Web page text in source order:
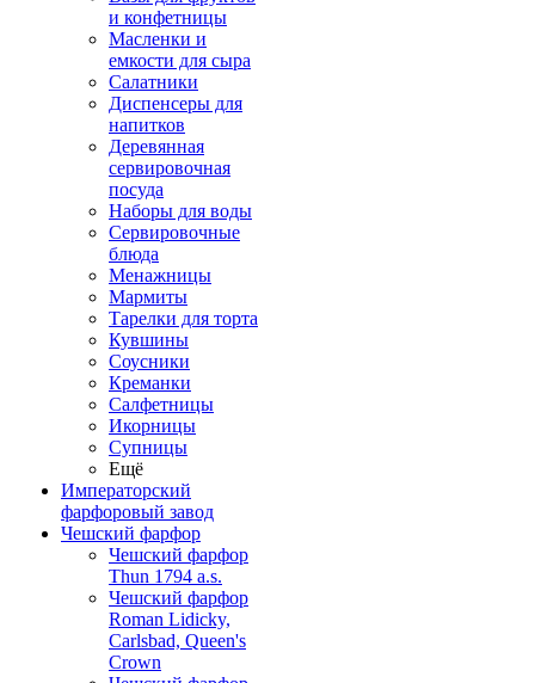
и конфетницы
Масленки и
емкости для сыра
Салатники
Диспенсеры для
напитков
Деревянная
сервировочная
посуда
Наборы для воды
Сервировочные
блюда
Менажницы
Мармиты
Тарелки для торта
Кувшины
Соусники
Креманки
Салфетницы
Икорницы
Супницы
Ещё
Императорский
фарфоровый завод
Чешский фарфор
Чешский фарфор
Thun 1794 a.s.
Чешский фарфор
Roman Lidicky,
Carlsbad, Queen's
Crown